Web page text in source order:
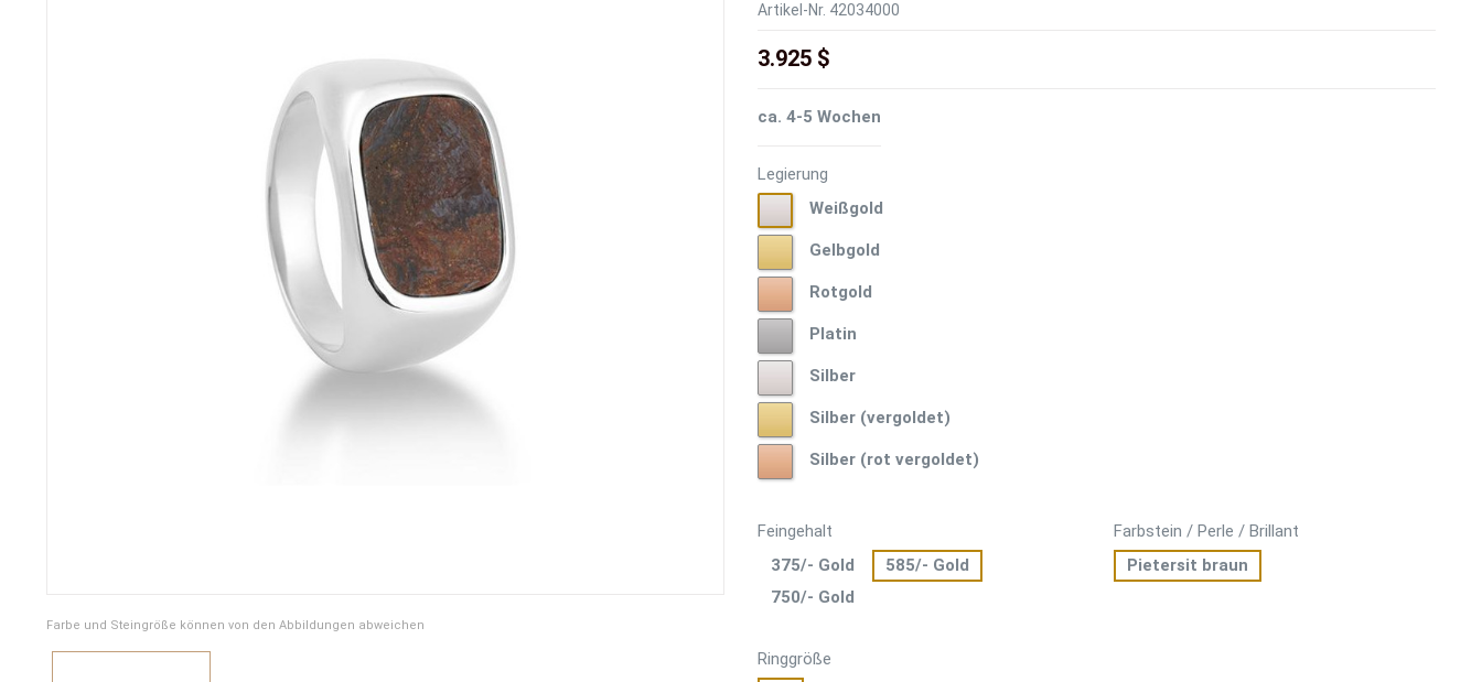
Farbe und Steingröße können von den Abbildungen abweichen
Artikel-Nr. 42034000
3.925 $
ca. 4-5 Wochen
Legierung
WeißgoldWeißgold
GelbgoldGelbgold
RotgoldRotgold
Platin
Silber
(vergoldet)
Silber (vergoldet)
(rot
Silber (rot vergoldet)
Feingehalt
375/- Gold
585/- Gold
750/- Gold
Farbstein / Perle / Brillant
Pietersit braun
Ringgröße